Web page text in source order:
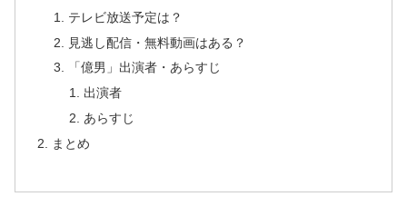
テレビ放送予定は？
見逃し配信・無料動画はある？
「億男」出演者・あらすじ
出演者
あらすじ
まとめ